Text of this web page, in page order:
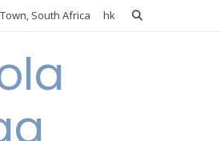
South Africa hk